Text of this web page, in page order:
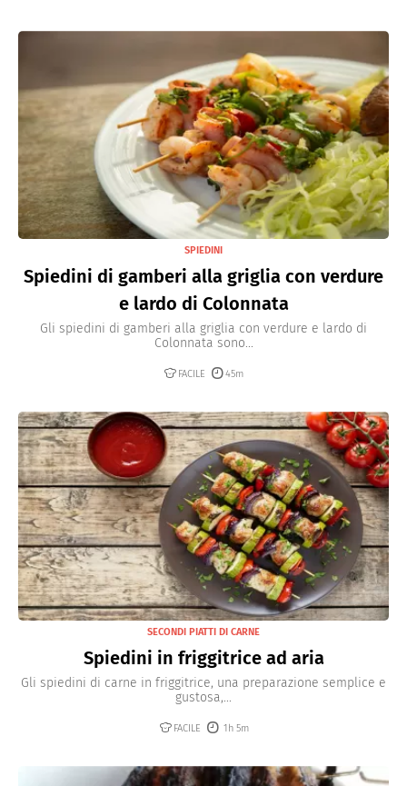
SPIEDINI
Spiedini di gamberi alla griglia con verdure
e lardo di Colonnata
Gli spiedini di gamberi alla griglia con verdure e lardo di
Colonnata sono...
FACILE 45m
SECONDI PIATTI DI CARNE
Spiedini in friggitrice ad aria
Gli spiedini di carne in friggitrice, una preparazione semplice e
gustosa,...
FACILE 1h 5m